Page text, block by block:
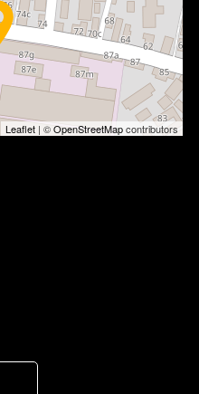
Leaflet | ©OpenStreetMapcontributors